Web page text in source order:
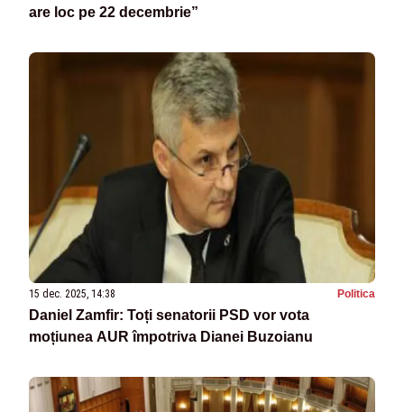
are loc pe 22 decembrie”
15 dec. 2025, 14:38 Politica
Daniel Zamfir: Toți senatorii PSD vor vota
moțiunea AUR împotriva Dianei Buzoianu